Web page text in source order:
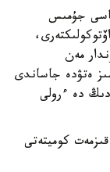
جۇمىس
مەن
ەتۋدە جاساندى
دە ءرولى
كوميتەتى